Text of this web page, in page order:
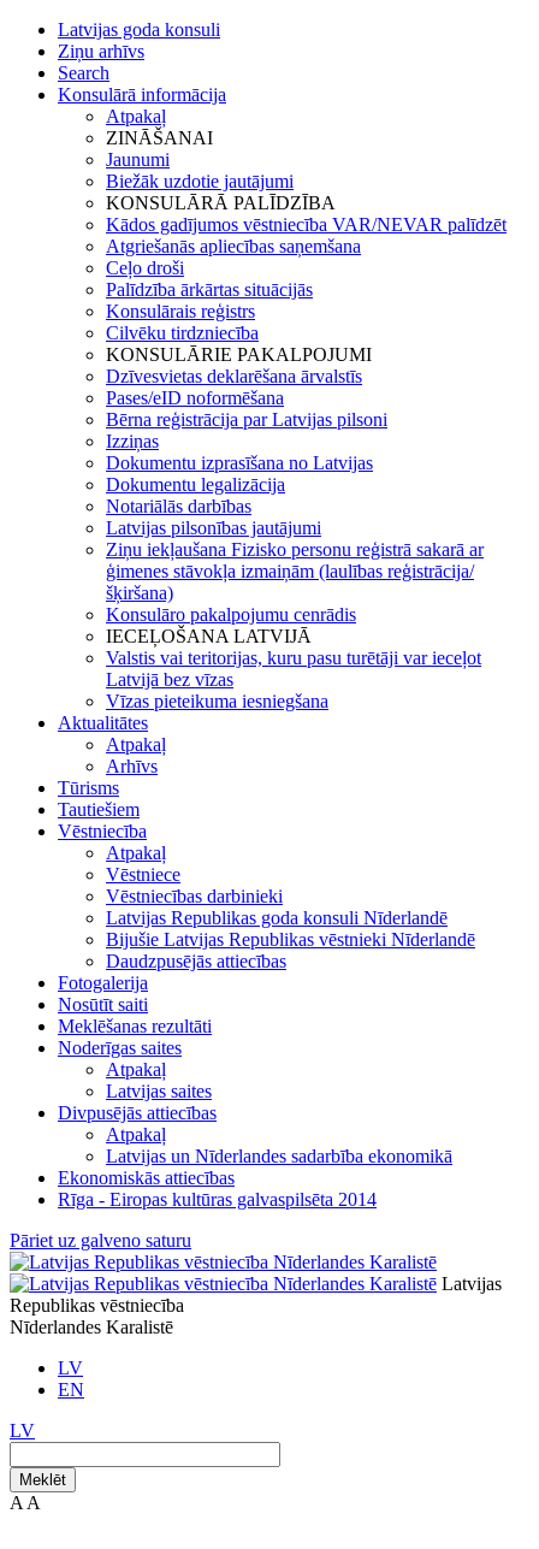
Latvijas goda konsuli
Ziņu arhīvs
Search
Konsulārā informācija
Atpakaļ
ZINĀŠANAI
Jaunumi
Biežāk uzdotie jautājumi
KONSULĀRĀ PALĪDZĪBA
Kādos gadījumos vēstniecība VAR/NEVAR palīdzēt
Atgriešanās apliecības saņemšana
Ceļo droši
Palīdzība ārkārtas situācijās
Konsulārais reģistrs
Cilvēku tirdzniecība
KONSULĀRIE PAKALPOJUMI
Dzīvesvietas deklarēšana ārvalstīs
Pases/eID noformēšana
Bērna reģistrācija par Latvijas pilsoni
Izziņas
Dokumentu izprasīšana no Latvijas
Dokumentu legalizācija
Notariālās darbības
Latvijas pilsonības jautājumi
Ziņu iekļaušana Fizisko personu reģistrā sakarā ar
ģimenes stāvokļa izmaiņām (laulības reģistrācija/
šķiršana)
Konsulāro pakalpojumu cenrādis
IECEĻOŠANA LATVIJĀ
Valstis vai teritorijas, kuru pasu turētāji var ieceļot
Latvijā bez vīzas
Vīzas pieteikuma iesniegšana
Aktualitātes
Atpakaļ
Arhīvs
Tūrisms
Tautiešiem
Vēstniecība
Atpakaļ
Vēstniece
Vēstniecības darbinieki
Latvijas Republikas goda konsuli Nīderlandē
Bijušie Latvijas Republikas vēstnieki Nīderlandē
Daudzpusējās attiecības
Fotogalerija
Nosūtīt saiti
Meklēšanas rezultāti
Noderīgas saites
Atpakaļ
Latvijas saites
Divpusējās attiecības
Atpakaļ
Latvijas un Nīderlandes sadarbība ekonomikā
Ekonomiskās attiecības
Rīga - Eiropas kultūras galvaspilsēta 2014
Pāriet uz galveno saturu
Latvijas
Republikas vēstniecība
Nīderlandes Karalistē
LV
EN
LV
Meklēt
A A